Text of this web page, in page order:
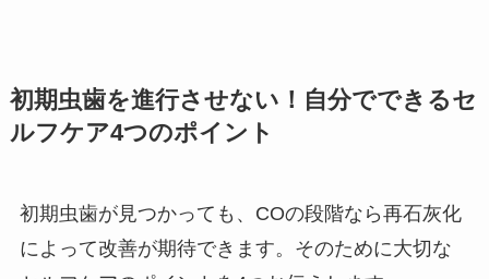
初期虫歯を進行させない！自分でできるセ
ルフケア4つのポイント
初期虫歯が見つかっても、COの段階なら再石灰化
によって改善が期待できます。そのために大切な